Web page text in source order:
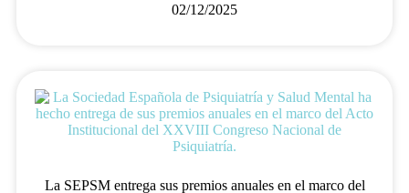
02/12/2025
La SEPSM entrega sus premios anuales en el marco del